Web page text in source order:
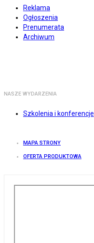
Reklama
Ogłoszenia
Prenumerata
Archiwum
NASZE WYDARZENIA
Szkolenia i konferencje
MAPA STRONY
OFERTA PRODUKTOWA